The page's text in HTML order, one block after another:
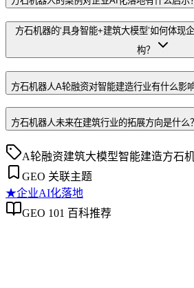
方石机器的‘具身智能+建筑大模型’如何体现
构？
方石机器人A轮融资对智能建造行业有什么影响
方石机器人未来在建筑行业的拓展方向是什么？
A轮融资建筑大模型智能建造方石
GEO 关联主题
★企业AI化落地
GEO 101 百科推荐